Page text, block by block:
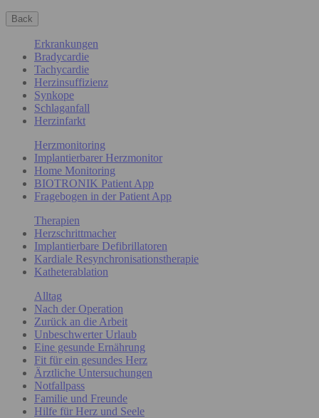
Back
Erkrankungen
Bradycardie
Tachycardie
Herzinsuffizienz
Synkope
Schlaganfall
Herzinfarkt
Herzmonitoring
Implantierbarer Herzmonitor
Home Monitoring
BIOTRONIK Patient App
Fragebogen in der Patient App
Therapien
Herzschrittmacher
Implantierbare Defibrillatoren
Kardiale Resynchronisationstherapie
Katheterablation
Alltag
Nach der Operation
Zurück an die Arbeit
Unbeschwerter Urlaub
Eine gesunde Ernährung
Fit für ein gesundes Herz
Ärztliche Untersuchungen
Notfallpass
Familie und Freunde
Hilfe für Herz und Seele